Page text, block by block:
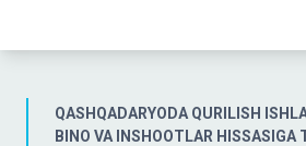
QASHQADARYODA QURILISH
BINO VA INSHOOTLAR HISSASIGA